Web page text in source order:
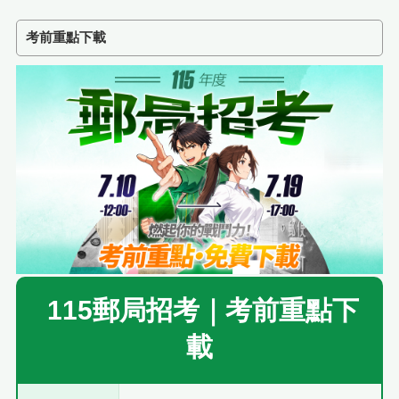
考前重點下載
115郵局招考｜考前重點下
載